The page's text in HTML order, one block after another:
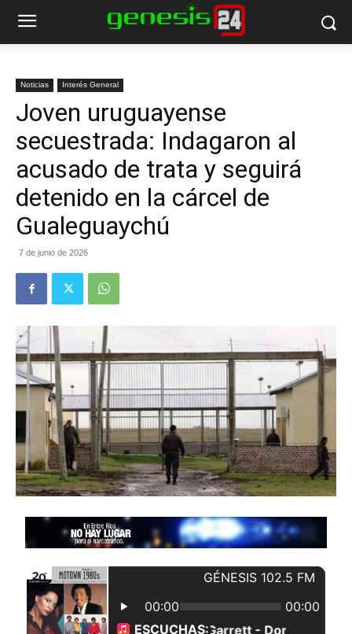
Noticias Interés General
Joven uruguayense
secuestrada: Indagaron al
acusado de trata y seguirá
detenido en la cárcel de
Gualeguaychú
7 de junio de 2026